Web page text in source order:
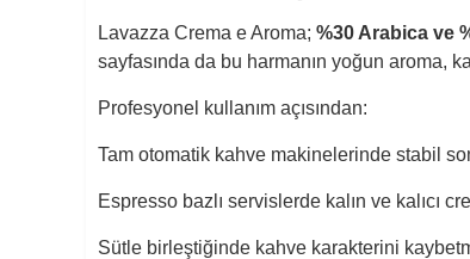
Lavazza Crema e Aroma; %30 Arabica ve
sayfasında da bu harmanın yoğun aroma,
Profesyonel kullanım açısından:
Tam otomatik kahve makinelerinde stabil
Espresso bazlı servislerde kalın ve kalıcı
Sütle birleştiğinde kahve karakterini